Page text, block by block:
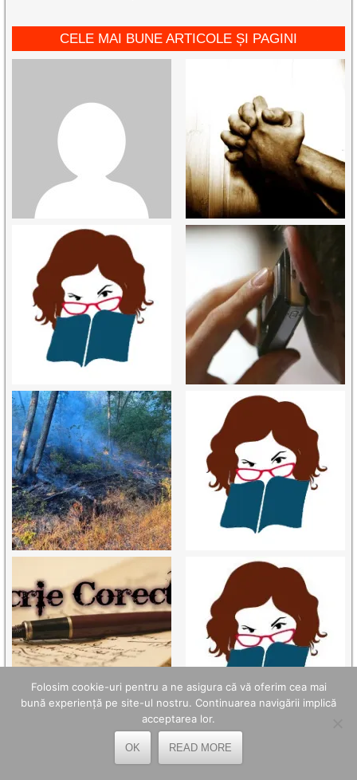
CELE MAI BUNE ARTICOLE ȘI PAGINI
Folosim cookie-uri pentru a ne asigura că vă oferim cea mai
bună experiență pe site-ul nostru. Continuarea navigării implică
acceptarea lor.
OK READ MORE